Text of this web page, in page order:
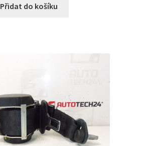
Přidat do košíku